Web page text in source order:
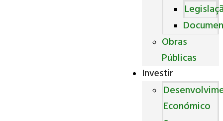
Obras
Públicas
Investir
Económico